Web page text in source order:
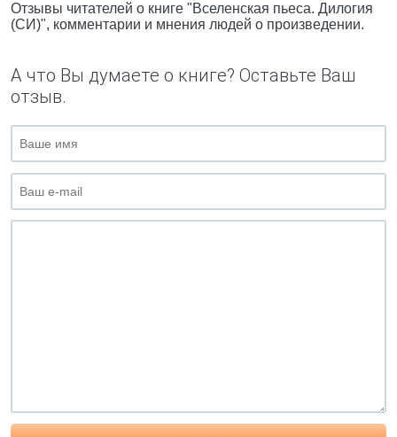
Отзывы читателей о книге "Вселенская пьеса. Дилогия
(СИ)", комментарии и мнения людей о произведении.
А что Вы думаете о книге? Оставьте Ваш
отзыв.